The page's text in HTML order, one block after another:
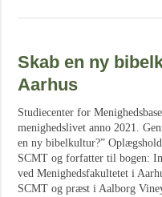
Skab en ny
Aarhus
Studiecenter for
menighedslivet anno 2021.
en ny bibelkultur?”
SCMT og forfatter til bogen:
ved Menighedsfakultetet i
SCMT og præst i Aalborg